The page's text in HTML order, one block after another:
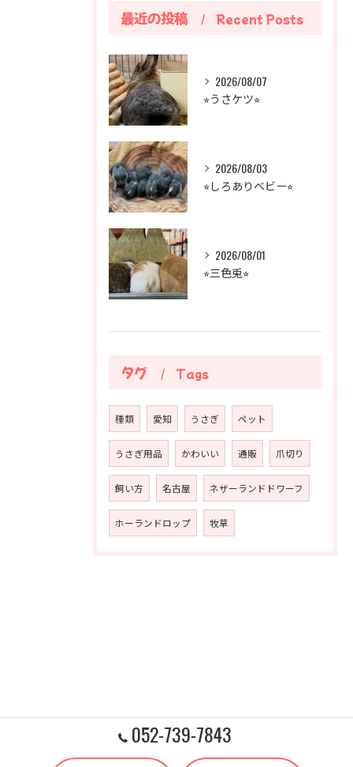
最近の投稿 Recent Posts
2026/08/07
⭐︎うさケツ⭐︎
2026/08/03
⭐︎しろありベビー⭐︎
2026/08/01
⭐︎三色兎⭐︎
タグ Tags
種類 愛知 うさぎ ペット
うさぎ用品 かわいい 通販 爪切り
飼い方 名古屋 ネザーランドドワーフ
ホーランドロップ 牧草
052-739-7843